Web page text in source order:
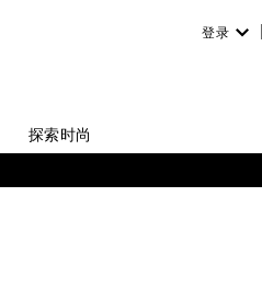
登录
探索时尚